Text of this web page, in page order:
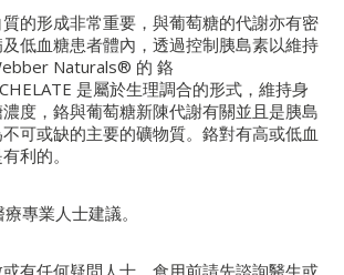
的形成非常重要，與葡萄糖的代謝亦有密
低血糖患者體內，透過控制胰島素以維持
Naturals® 的 鉻
是屬於生理調合的形式，維持身
度，鉻與葡萄糖新陳代謝有關並且是胰島
可或缺的主要的礦物質。鉻對有高或低血
利的。
專業人士建議。